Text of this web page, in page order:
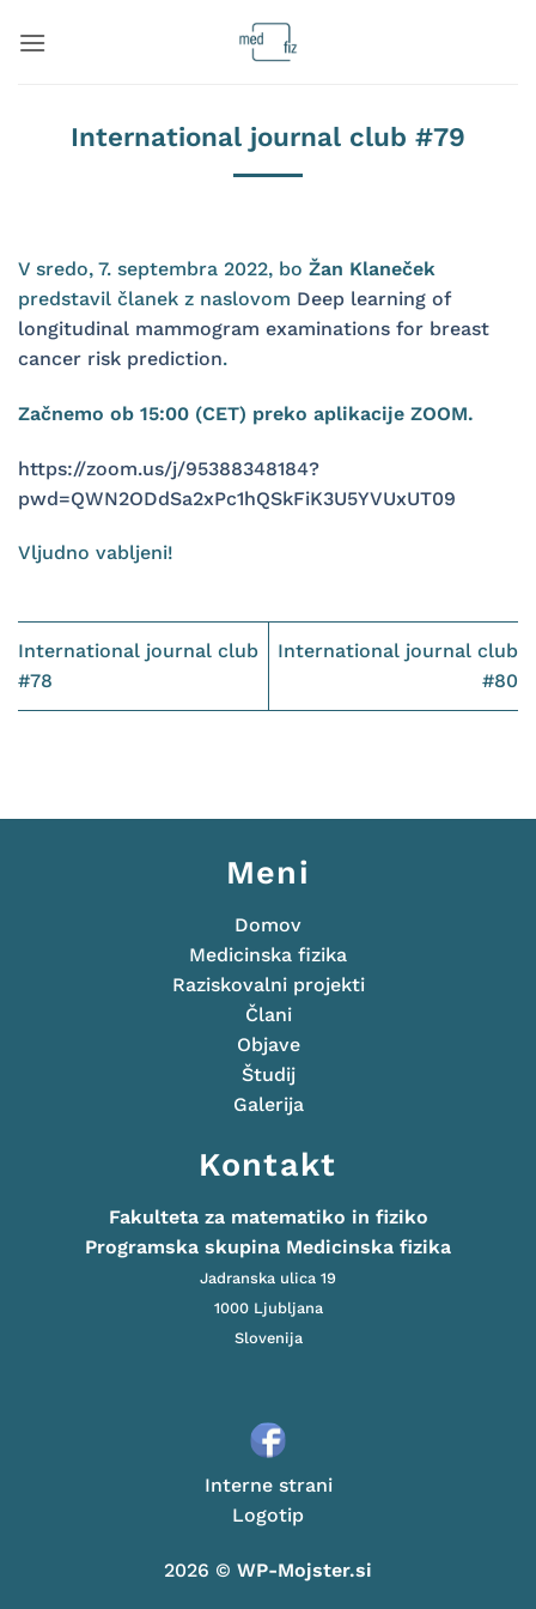
na
International journal club #79
V sredo, 7. septembra 2022, bo Žan Klaneček
predstavil članek z naslovom Deep learning of
longitudinal mammogram examinations for breast
cancer risk prediction.
Začnemo ob 15:00 (CET) preko aplikacije ZOOM.
https://zoom.us/j/95388348184?
pwd=QWN2ODdSa2xPc1hQSkFiK3U5YVUxUT09
Vljudno vabljeni!
International journal club
#78
International journal club
#80
Meni
Domov
Medicinska fizika
Raziskovalni projekti
Člani
Objave
Študij
Galerija
Kontakt
Fakulteta za matematiko in fiziko
Programska skupina Medicinska fizika
Jadranska ulica 19
1000 Ljubljana
Slovenija
Interne strani
Logotip
2026 © WP-Mojster.si